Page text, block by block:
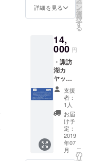
携わってい
ました。)
・スノー
ボード(長野
県王滝村に
あるおんた
け2240に毎
週末行って
います！)
(ダーツ仲間
も増え、近
お礼状
詳細を見る ー
ン
を
選
択
す
る
14,
000 円
・諏訪
湖カ
ヤック
ツアー
ご招待
券1枚
・諏訪
湖カ
ヤック
オリジ
ナルT
シャツ
支援
者：
1人
お届
け予
定：
2019
年07
月
こ
の
リ